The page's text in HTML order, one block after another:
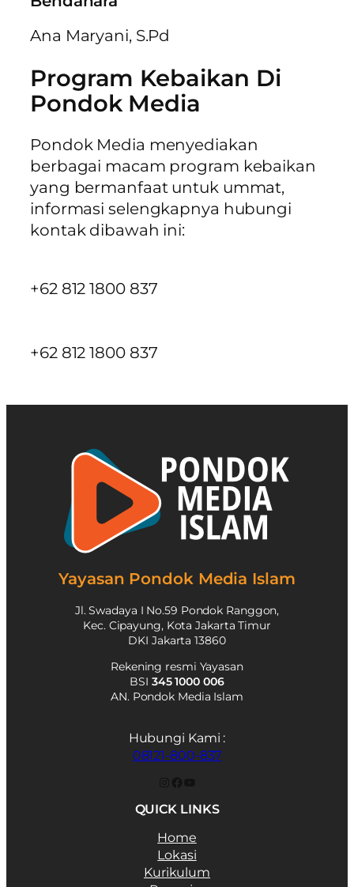
Ana Maryani, S.Pd
Program Kebaikan Di
Pondok Media
Pondok Media menyediakan
berbagai macam program kebaikan
yang bermanfaat untuk ummat,
informasi selengkapnya hubungi
kontak dibawah ini:
+62 812 1800 837
+62 812 1800 837
Yayasan Pondok Media Islam
Jl. Swadaya I No.59 Pondok Ranggon,
Kec. Cipayung, Kota Jakarta Timur
DKI Jakarta 13860
Rekening resmi Yayasan
BSI 345 1000 006
AN. Pondok Media Islam
Hubungi Kami :
08121-800-837
QUICK LINKS
Home
Lokasi
Kurikulum